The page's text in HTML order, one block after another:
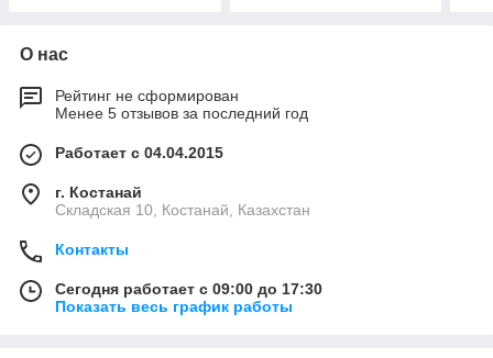
О нас
Рейтинг не сформирован
Менее 5 отзывов за последний год
Работает с 04.04.2015
г. Костанай
Складская 10, Костанай, Казахстан
Контакты
Сегодня работает с 09:00 до 17:30
Показать весь график работы